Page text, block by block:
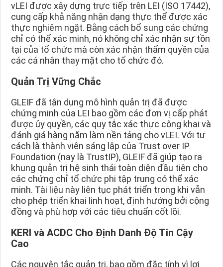
vLEI được xây dựng trực tiếp trên LEI (ISO 17442),
cung cấp khả năng nhận dạng thực thể được xác
thực nghiêm ngặt. Bằng cách bổ sung các chứng
chỉ có thể xác minh, nó không chỉ xác nhận sự tồn
tại của tổ chức mà còn xác nhận thẩm quyền của
các cá nhân thay mặt cho tổ chức đó.
Quản Trị Vững Chắc
GLEIF đã tận dụng mô hình quản trị đã được
chứng minh của LEI bao gồm các đơn vị cấp phát
được ủy quyền, các quy tắc xác thực công khai và
đánh giá hàng năm làm nền tảng cho vLEI. Với tư
cách là thành viên sáng lập của Trust over IP
Foundation (nay là TrustIP), GLEIF đã giúp tạo ra
khung quản trị hệ sinh thái toàn diện đầu tiên cho
các chứng chỉ tổ chức phi tập trung có thể xác
minh. Tài liệu này liên tục phát triển trong khi vẫn
cho phép triển khai linh hoạt, định hướng bởi cộng
đồng và phù hợp với các tiêu chuẩn cốt lõi.
KERI và ACDC Cho Định Danh Độ Tin Cậy
Cao
Các nguyên tắc quản trị, bao gồm đặc tính vì lợi